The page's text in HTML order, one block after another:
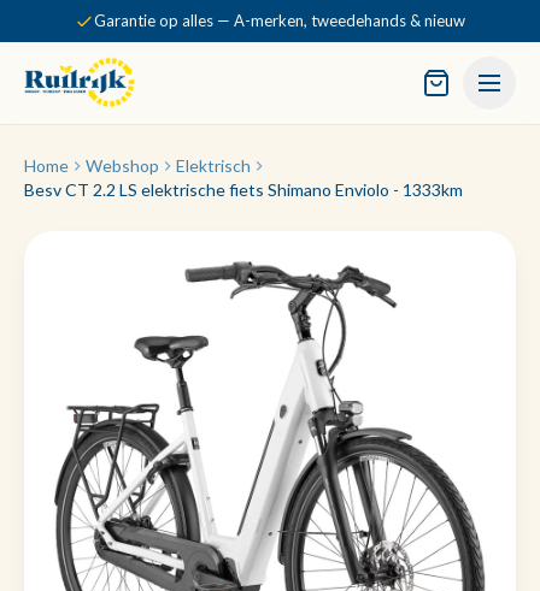
Garantie op alles — A-merken, tweedehands & nieuw
Home Webshop
Elektrisch
Besv CT 2.2 LS elektrische fiets Shimano Enviolo - 1333km